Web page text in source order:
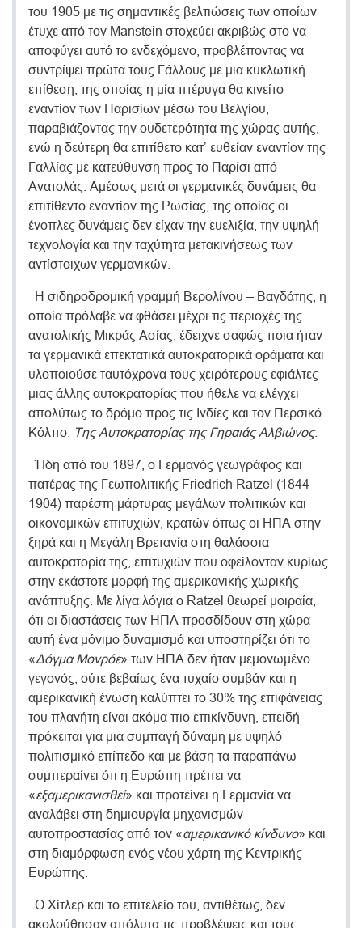
του 1905 με τις σημαντικές βελτιώσεις των οποίων
έτυχε από τον Manstein στοχεύει ακριβώς στο να
αποφύγει αυτό το ενδεχόμενο, προβλέποντας να
συντρίψει πρώτα τους Γάλλους με μια κυκλωτική
επίθεση, της οποίας η μία πτέρυγα θα κινείτο
εναντίον των Παρισίων μέσω του Βελγίου,
παραβιάζοντας την ουδετερότητα της χώρας αυτής,
ενώ η δεύτερη θα επιτίθετο κατ’ ευθείαν εναντίον της
Γαλλίας με κατεύθυνση προς το Παρίσι από
Ανατολάς. Αμέσως μετά οι γερμανικές δυνάμεις θα
επιτίθεντο εναντίον της Ρωσίας, της οποίας οι
ένοπλες δυνάμεις δεν είχαν την ευελιξία, την υψηλή
τεχνολογία και την ταχύτητα μετακινήσεως των
αντίστοιχων γερμανικών.
Η σιδηροδρομική γραμμή Βερολίνου – Βαγδάτης, η
οποία πρόλαβε να φθάσει μέχρι τις περιοχές της
ανατολικής Μικράς Ασίας, έδειχνε σαφώς ποια ήταν
τα γερμανικά επεκτατικά αυτοκρατορικά οράματα και
υλοποιούσε ταυτόχρονα τους χειρότερους εφιάλτες
μιας άλλης αυτοκρατορίας που ήθελε να ελέγχει
απολύτως το δρόμο προς τις Ινδίες και τον Περσικό
Κόλπο: Της Αυτοκρατορίας της Γηραιάς Αλβιώνος.
Ήδη από του 1897, ο Γερμανός γεωγράφος και
πατέρας της Γεωπολιτικής Friedrich Ratzel (1844 –
1904) παρέστη μάρτυρας μεγάλων πολιτικών και
οικονομικών επιτυχιών, κρατών όπως οι ΗΠΑ στην
ξηρά και η Μεγάλη Βρετανία στη θαλάσσια
αυτοκρατορία της, επιτυχιών που οφείλονταν κυρίως
στην εκάστοτε μορφή της αμερικανικής χωρικής
ανάπτυξης. Με λίγα λόγια ο Ratzel θεωρεί μοιραία,
ότι οι διαστάσεις των ΗΠΑ προσδίδουν στη χώρα
αυτή ένα μόνιμο δυναμισμό και υποστηρίζει ότι το
«Δόγμα Μονρόε» των ΗΠΑ δεν ήταν μεμονωμένο
γεγονός, ούτε βεβαίως ένα τυχαίο συμβάν και η
αμερικανική ένωση καλύπτει το 30% της επιφάνειας
του πλανήτη είναι ακόμα πιο επικίνδυνη, επειδή
πρόκειται για μια συμπαγή δύναμη με υψηλό
πολιτισμικό επίπεδο και με βάση τα παραπάνω
συμπεραίνει ότι η Ευρώπη πρέπει να
«εξαμερικανισθεί» και προτείνει η Γερμανία να
αναλάβει στη δημιουργία μηχανισμών
αυτοπροστασίας από τον «αμερικανικό κίνδυνο» και
στη διαμόρφωση ενός νέου χάρτη της Κεντρικής
Ευρώπης.
Ο Χίτλερ και το επιτελείο του, αντιθέτως, δεν
ακολούθησαν απόλυτα τις προβλέψεις και τους